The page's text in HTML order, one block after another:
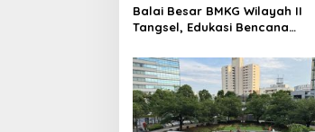
Balai Besar BMKG Wilayah II
Tangsel, Edukasi Bencana
kepada pelajar UPTD SMPN 23